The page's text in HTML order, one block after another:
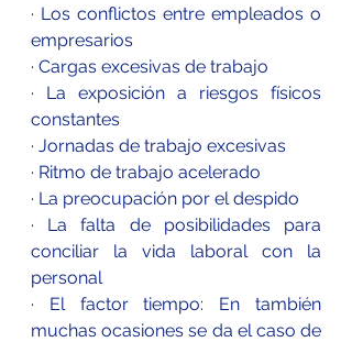
· Los conflictos entre empleados o
empresarios
· Cargas excesivas de trabajo
· La exposición a riesgos físicos
constantes
· Jornadas de trabajo excesivas
· Ritmo de trabajo acelerado
· La preocupación por el despido
· La falta de posibilidades para
conciliar la vida laboral con la
personal
· El factor tiempo: En también
muchas ocasiones se da el caso de